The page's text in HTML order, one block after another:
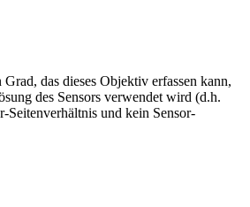
das dieses Objektiv erfassen kann,
des Sensors verwendet wird (d.h.
Seitenverhältnis und kein Sensor-